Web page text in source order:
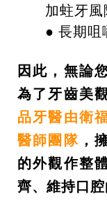
加蛀牙風
● 長期咀
因此，無論
為了牙齒美
品牙醫由衛
醫師團隊 ，
的外觀作整
齊、維持口